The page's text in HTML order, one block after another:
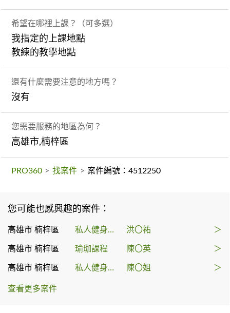
希望在哪裡上課？（可多選）
我指定的上課地點
教練的教學地點
還有什麼需要注意的地方嗎？
沒有
您需要服務的地區為何？
高雄市,楠梓區
PRO360 > 找案件 > 案件編號：4512250
您可能也感興趣的案件：
高雄市 楠梓區 私人健身教練 洪〇祐 ＞
高雄市 楠梓區 瑜珈課程 陳〇英 ＞
高雄市 楠梓區 私人健身教練 陳〇姐 ＞
查看更多案件